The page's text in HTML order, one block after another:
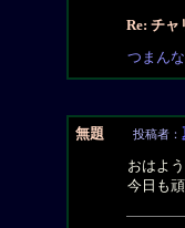
Re: チャ
つまん
無題 投稿者：
おはよ
今日も